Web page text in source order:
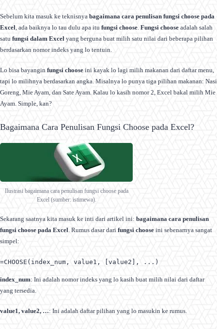
Sebelum kita masuk ke teknisnya bagaimana cara penulisan fungsi choose pada
Excel , ada baiknya lo tau dulu apa itu fungsi choose Fungsi choose adalah salah
satu fungsi dalam Excel yang berguna buat milih satu nilai dari beberapa pilihan
berdasarkan nomor indeks yang lo tentuin.
Lo bisa bayangin fungsi choose ini kayak lo lagi milih makanan dari daftar menu,
tapi lo milihnya berdasarkan angka. Misalnya lo punya tiga pilihan makanan: Nasi
Goreng, Mie Ayam, dan Sate Ayam. Kalau lo kasih nomor 2, Excel bakal milih Mie
Ayam. Simple, kan?
Bagaimana Cara Penulisan Fungsi Choose pada Excel?
Ilustrasi bagaimana cara penulisan fungsi choose pada
Excel (sumber: istimewa).
Sekarang saatnya kita masuk ke inti dari artikel ini: bagaimana cara penulisan
fungsi choose pada Excel. Rumus dasar dari fungsi choose ini sebenarnya sangat
simpel:
=CHOOSE(index_num, value1, [value2], ...)
index_num: Ini adalah nomor indeks yang lo kasih buat milih nilai dari daftar
yang tersedia.
value1, value2, …: Ini adalah daftar pilihan yang lo masukin ke rumus.